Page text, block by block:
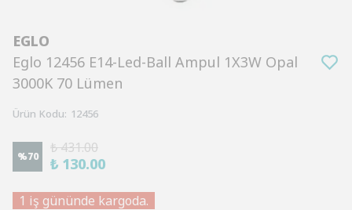
EGLO
Eglo 12456 E14-Led-Ball Ampul 1X3W Opal
3000K 70 Lümen
Ürün Kodu: 12456
%70
₺ 431.00
₺ 130.00
1 iş gününde kargoda.